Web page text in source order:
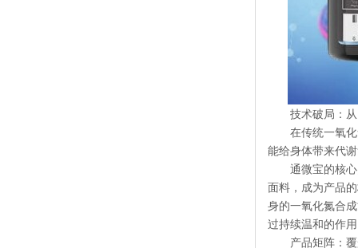
技术破局：
在传统一氧
能给身体带来代
通微宝的核
面料，成为产品
身的一氧化氮合
过持续温和的作
产品矩阵：